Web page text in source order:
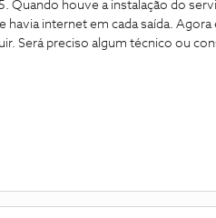
Quando houve a instalação do
havia internet em cada saída. Agora
Será preciso algum técnico ou